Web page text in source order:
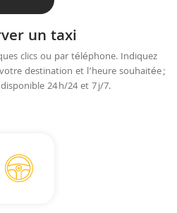
un taxi
clics ou par téléphone. Indiquez
destination et l’heure souhaitée ;
24 h/24 et 7 j/7.